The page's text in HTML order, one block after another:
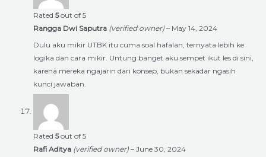
Rated 5out of 5
Rangga Dwi Saputra (verified owner) – May 14, 2024
Dulu aku mikir UTBK itu cuma soal hafalan, ternyata lebih ke
logika dan cara mikir. Untung banget aku sempet ikut les di sini,
karena mereka ngajarin dari konsep, bukan sekadar ngasih
kunci jawaban.
Rated 5out of 5
Rafi Aditya (verified owner) – June 30, 2024